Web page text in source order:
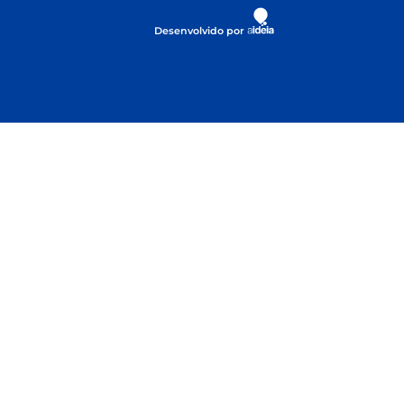
Desenvolvido por